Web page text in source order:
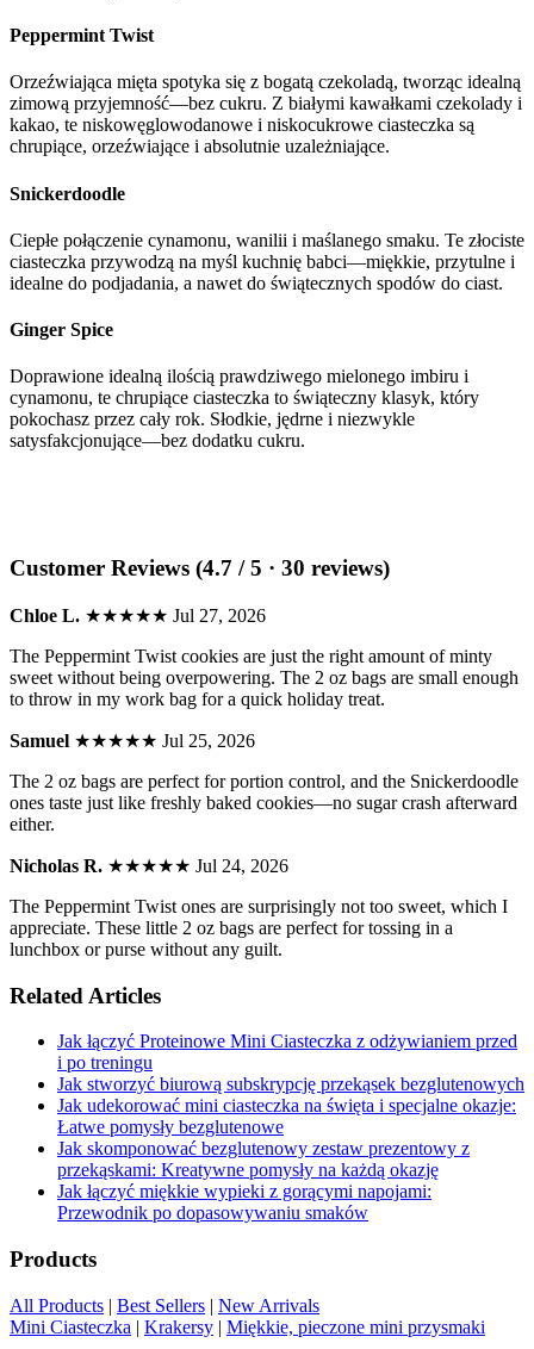
Peppermint Twist
Orzeźwiająca mięta spotyka się z bogatą czekoladą, tworząc idealną
zimową przyjemność—bez cukru. Z białymi kawałkami czekolady i
kakao, te niskowęglowodanowe i niskocukrowe ciasteczka są
chrupiące, orzeźwiające i absolutnie uzależniające.
Snickerdoodle
Ciepłe połączenie cynamonu, wanilii i maślanego smaku. Te złociste
ciasteczka przywodzą na myśl kuchnię babci—miękkie, przytulne i
idealne do podjadania, a nawet do świątecznych spodów do ciast.
Ginger Spice
Doprawione idealną ilością prawdziwego mielonego imbiru i
cynamonu, te chrupiące ciasteczka to świąteczny klasyk, który
pokochasz przez cały rok. Słodkie, jędrne i niezwykle
satysfakcjonujące—bez dodatku cukru.
Customer Reviews (4.7 / 5 · 30 reviews)
Chloe L. ★★★★★ Jul 27, 2026
The Peppermint Twist cookies are just the right amount of minty
sweet without being overpowering. The 2 oz bags are small enough
to throw in my work bag for a quick holiday treat.
Samuel ★★★★★ Jul 25, 2026
The 2 oz bags are perfect for portion control, and the Snickerdoodle
ones taste just like freshly baked cookies—no sugar crash afterward
either.
Nicholas R. ★★★★★ Jul 24, 2026
The Peppermint Twist ones are surprisingly not too sweet, which I
appreciate. These little 2 oz bags are perfect for tossing in a
lunchbox or purse without any guilt.
Related Articles
Jak łączyć Proteinowe Mini Ciasteczka z odżywianiem przed
i po treningu
Jak stworzyć biurową subskrypcję przekąsek bezglutenowych
Jak udekorować mini ciasteczka na święta i specjalne okazje:
Łatwe pomysły bezglutenowe
Jak skomponować bezglutenowy zestaw prezentowy z
przekąskami: Kreatywne pomysły na każdą okazję
Jak łączyć miękkie wypieki z gorącymi napojami:
Przewodnik po dopasowywaniu smaków
Products
All Products | Best Sellers | New Arrivals
Mini Ciasteczka | Krakersy | Miękkie, pieczone mini przysmaki